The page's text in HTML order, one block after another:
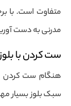
متفاوت است. با
مدرنی به دست
ست کردن با
هنگام ست کردن
سبک بلوز بسیار